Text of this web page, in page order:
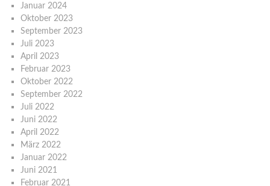
Januar 2024
Oktober 2023
September 2023
Juli 2023
April 2023
Februar 2023
Oktober 2022
September 2022
Juli 2022
Juni 2022
April 2022
März 2022
Januar 2022
Juni 2021
Februar 2021